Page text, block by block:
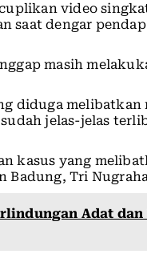
video
saat dengar
masih
diduga melibatkan
jelas-jelas
kasus yang
Badung, Tri
Adat dan